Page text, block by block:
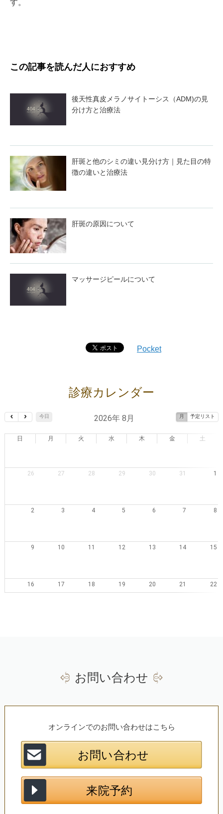
す。
この記事を読んだ人におすすめ
後天性真皮メラノサイトーシス（ADM)の見
分け方と治療法
肝斑と他のシミの違い見分け方｜見た目の特
徴の違いと治療法
肝斑の原因について
マッサージピールについて
Pocket
診療カレンダー
今日 月 予定リスト
2026年 8月
日 月 火 水 木 金 土
26 27 28 29 30 31 1
2 3 4 5 6 7 8
9 10 11 12 13 14 15
16 17 18 19 20 21 22
お問い合わせ
オンラインでのお問い合わせはこちら